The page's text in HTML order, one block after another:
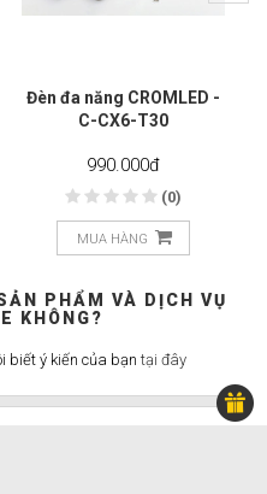
Đèn đa năng CROMLED -
C-CX6-T30
990.000đ
(0)
MUA HÀNG
PHẨM VÀ DỊCH VỤ
KHÔNG?
biết ý kiến của bạn tại đây